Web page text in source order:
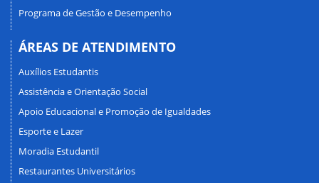
Programa de Gestão e Desempenho
ÁREAS DE ATENDIMENTO
Auxílios Estudantis
Assistência e Orientação Social
Apoio Educacional e Promoção de Igualdades
Esporte e Lazer
Moradia Estudantil
Restaurantes Universitários